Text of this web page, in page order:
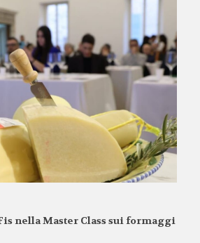
nella Master Class sui formaggi